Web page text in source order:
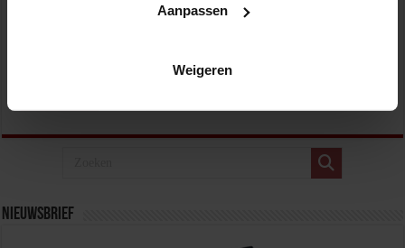
Aanpassen
Weigeren
zijn ook een aantal hele recente ontwikkelingen die van invloed
Nieuwsbrief